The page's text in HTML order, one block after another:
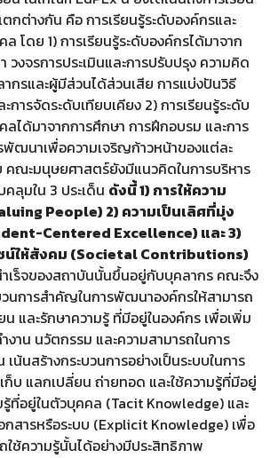
กต่างกัน คือ การเรียนรู้ระดับองค์กรและ
โดย 1) การเรียนรู้ระดับองค์กรได้มาจาก
งจรการประเมินและการปรับปรุง ความคิด
กรและผู้มีส่วนได้ส่วนเสีย การแบ่งปันวิธี
การจัดระดับเทียบเคียง 2) การเรียนรู้ระดับ
ได้มาจากการศึกษา การฝึกอบรม และการ
พัฒนาเพื่อความเจริญก้าวหน้าของแต่ละ
คณะมนุษยศาสตร์ยังมีแนวคิดในการบริหาร
ลุมใน 3 ประเด็น ดังนี้ 1) การให้ความ
People) 2) ความเป็นเลิศที่มุ่ง
Centered Excellence) และ 3)
น์ให้สังคม (Societal Contributions)
ำเร็จของสถาบันนั้นขึ้นอยู่กับบุคลากร คณะจึง
นการสำคัญในการพัฒนาองค์กรให้สามารถ
น และรักษาความรู้ ที่มีอยู่ในองค์กร เพื่อเพิ่ม
งาน นวัตกรรม และความสามารถในการ
น้นสร้างกระบวนการอย่างเป็นระบบในการ
ก็บ แลกเปลี่ยน ถ่ายทอด และใช้ความรู้ที่มีอยู่
รู้ที่อยู่ในตัวบุคคล (Tacit Knowledge) และ
กสารหรือระบบ (Explicit Knowledge) เพื่อ
ใช้ความรู้นั้นได้อย่างมีประสิทธิภาพ